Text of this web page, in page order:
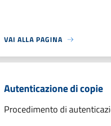
VAI ALLA PAGINA
Autenticazione di copie
Procedimento di